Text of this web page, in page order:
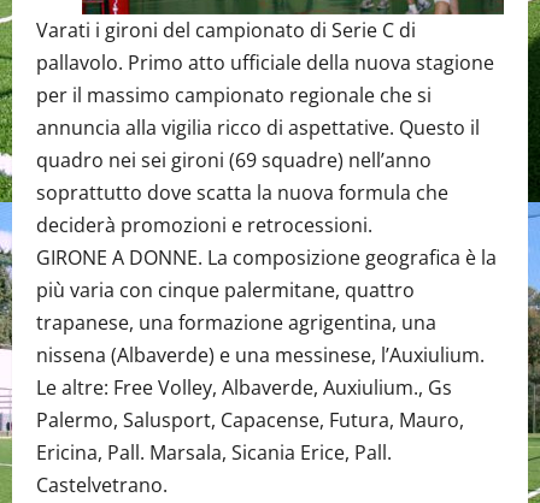
Varati i gironi del campionato di Serie C di
pallavolo. Primo atto ufficiale della nuova stagione
per il massimo campionato regionale che si
annuncia alla vigilia ricco di aspettative. Questo il
quadro nei sei gironi (69 squadre) nell’anno
soprattutto dove scatta la nuova formula che
deciderà promozioni e retrocessioni.
GIRONE A DONNE. La composizione geografica è la
più varia con cinque palermitane, quattro
trapanese, una formazione agrigentina, una
nissena (Albaverde) e una messinese, l’Auxiulium.
Le altre: Free Volley, Albaverde, Auxiulium., Gs
Palermo, Salusport, Capacense, Futura, Mauro,
Ericina, Pall. Marsala, Sicania Erice, Pall.
Castelvetrano.